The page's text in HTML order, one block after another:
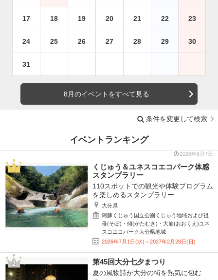
17 18 19 20 21 22 23
24 25 26 27 28 29 30
31
8月のイベントをすべて見る
条件を変更して検索
イベントランキング
2026年8月7日
くじゅう＆ユネスコエコパーク体感
スタンプラリー
110スポットでの観光や体験プログラム
を楽しめるスタンプラリー
大分県
阿蘇くじゅう国立公園くじゅう地域および祖
母(そぼ)・傾(かたむき)・大崩(おおくえ)ユネ
スコエコパーク大分県地域
2026年7月1日(水)～2027年2月28日(日)
第45回大分七夕まつり
夏の風物詩が大分の街を熱気に包む